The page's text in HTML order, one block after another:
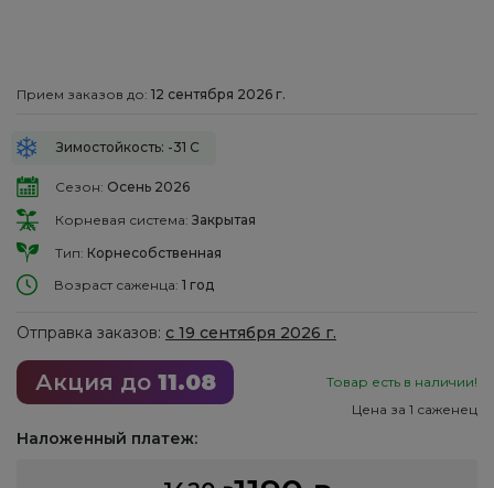
Прием заказов до: 12 сентября 2026 г.
Зимостойкость: -31 С
Сезон: Осень 2026
Корневая система: Закрытая
Тип: Корнесобственная
Возраст саженца: 1 год
Отправка заказов: с 19 сентября 2026 г.
Акция до 11.08
Товар есть в наличии!
Цена за 1 саженец
Наложенный платеж: